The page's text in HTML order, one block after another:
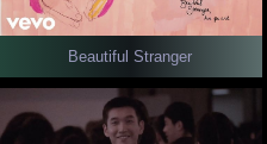
Beautiful Stranger